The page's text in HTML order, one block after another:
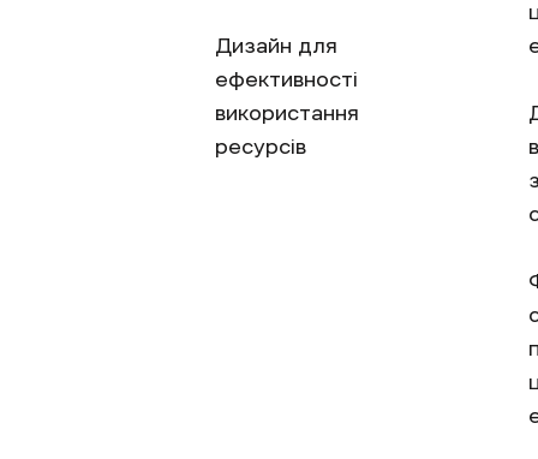
Дизайн для
ефективності
використання
ресурсів